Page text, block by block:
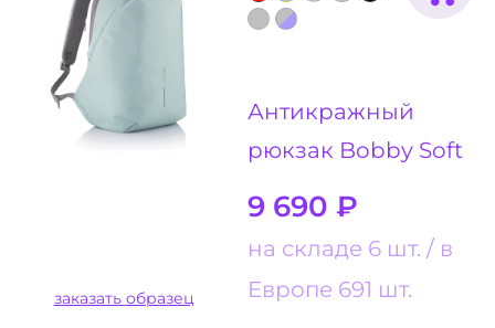
Антикражный
рюкзак Bobby Soft
9 690 ₽
на складе 6 шт.
в
Европе 691 шт.
заказать образец